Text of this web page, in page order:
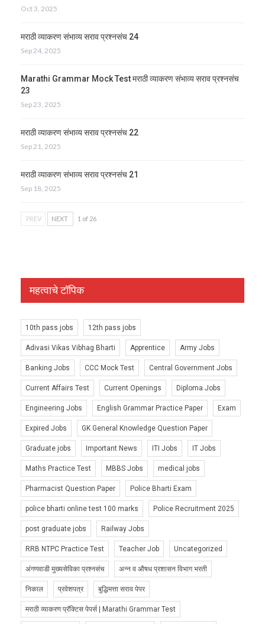
Oct 3, 2025
मराठी व्याकरण संभाव्य सराव प्रश्नसंच 24
Sep 24, 2025
Marathi Grammar Mock Test मराठी व्याकरण संभाव्य सराव प्रश्नसंच
23
Sep 23, 2025
मराठी व्याकरण संभाव्य सराव प्रश्नसंच 22
Sep 21, 2025
मराठी व्याकरण संभाव्य सराव प्रश्नसंच 21
Sep 18, 2025
PREV NEXT 1 of 26
महत्वाचे टॉपिक
10th pass jobs 12th pass jobs
Adivasi Vikas Vibhag Bharti Apprentice Army Jobs
Banking Jobs CCC Mock Test Central Government Jobs
Current Affairs Test Current Openings Diploma Jobs
Engineering Jobs English Grammar Practice Paper Exam
Expired Jobs GK General Knowledge Question Paper
Graduate jobs Important News ITI Jobs IT Jobs
Maths Practice Test MBBS Jobs medical jobs
Pharmacist Question Paper Police Bharti Exam
police bharti online test 100 marks Police Recruitment 2025
post graduate jobs Railway Jobs
RRB NTPC Practice Test Teacher Job Uncategorized
अंगणवाडी मुख्यसेविका प्रश्नसंच अन्न व औषध प्रशासन विभाग भरती
निकाल प्रवेशपत्र बुद्धिमत्ता सराव पेपर
मराठी व्याकरण प्रॅक्टिस पेपर्स | Marathi Grammar Test